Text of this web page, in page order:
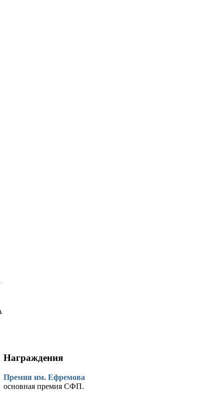
Награждения
Премия им. Ефремова
основная премия СФП.